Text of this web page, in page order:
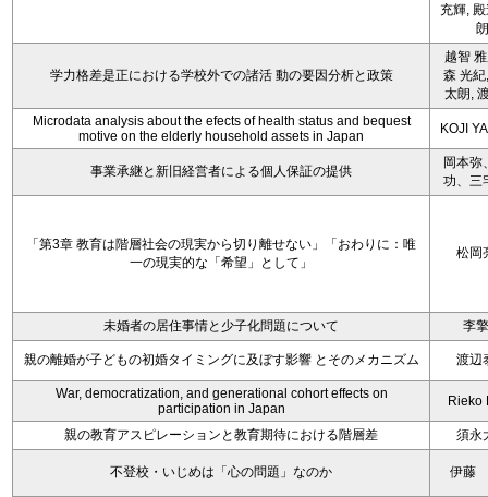
充輝,
朗
学力格差是正における学校外での諸活 動の要因分析と政策
越智
森 光紀
太朗,
Microdata analysis about the efects of health status and bequest
motive on the elderly household assets in Japan
KOJI
事業承継と新旧経営者による個人保証の提供
岡本弥
功、三
「第3章 教育は階層社会の現実から切り離せない」「おわりに：唯
一の現実的な「希望」として」
松岡
未婚者の居住事情と少子化問題について 李
親の離婚が子どもの初婚タイミングに及ぼす影響 とそのメカニズム 渡辺
War, democratization, and generational cohort effects on
participation in Japan
Rieko
親の教育アスピレーションと教育期待における階層差 須永
不登校・いじめは「心の問題」なのか 伊藤